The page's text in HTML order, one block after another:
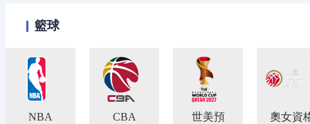
籃球
NBA CBA 世美預 奧女資